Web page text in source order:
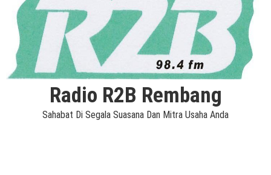
Radio R2B Rembang
Sahabat Di Segala Suasana Dan Mitra Usaha Anda